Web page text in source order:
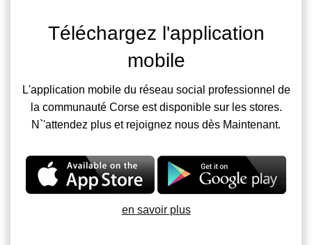
Téléchargez l'application
mobile
L'application mobile du réseau social professionnel de
la communauté Corse est disponible sur les stores.
N`'attendez plus et rejoignez nous dès Maintenant.
en savoir plus